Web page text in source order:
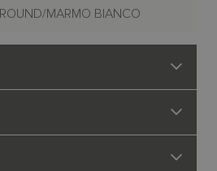
ROUND/MARMO BIANCO